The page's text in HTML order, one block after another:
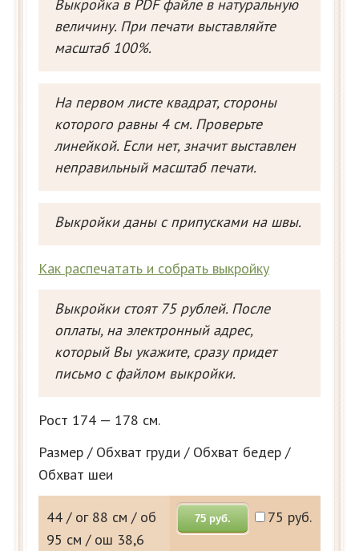
Выкройка в PDF файле в натуральную
величину. При печати выставляйте
масштаб 100%.
На первом листе квадрат, стороны
которого равны 4 см. Проверьте
линейкой. Если нет, значит выставлен
неправильный масштаб печати.
Выкройки даны с припусками на швы.
Как распечатать и собрать выкройку
Выкройки стоят 75 рублей. После
оплаты, на электронный адрес,
который Вы укажите, сразу придет
письмо с файлом выкройки.
Рост 174 — 178 см.
Размер / Обхват груди / Обхват бедер /
Обхват шеи
44 / ог 88 см / об
95 см / ош 38,6
75 руб. 75 руб.